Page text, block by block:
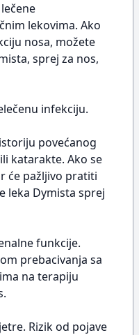
lekovima. Ako
nosa, možete
sprej za nos,
infekciju.
povećanog
katarakte. Ako se
će pažljivo pratiti
leka Dymista sprej
funkcije.
prebacivanja sa
na terapiju
Rizik od pojave